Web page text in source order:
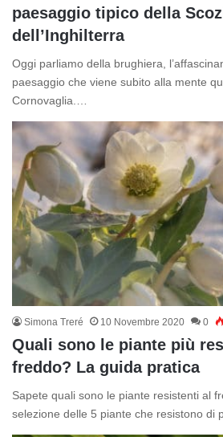
paesaggio tipico della
dell’Inghilterra
Oggi parliamo della brughiera,
paesaggio che viene subito alla mente
Cornovaglia.…
Simona Treré 10 Novembre 2020 0
Quali sono le piante più
freddo? La guida pratica
Sapete quali sono le piante resistenti al
selezione delle 5 piante che resistono di